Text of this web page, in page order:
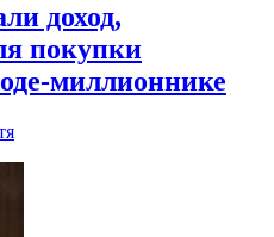
доход,
покупки
миллионнике